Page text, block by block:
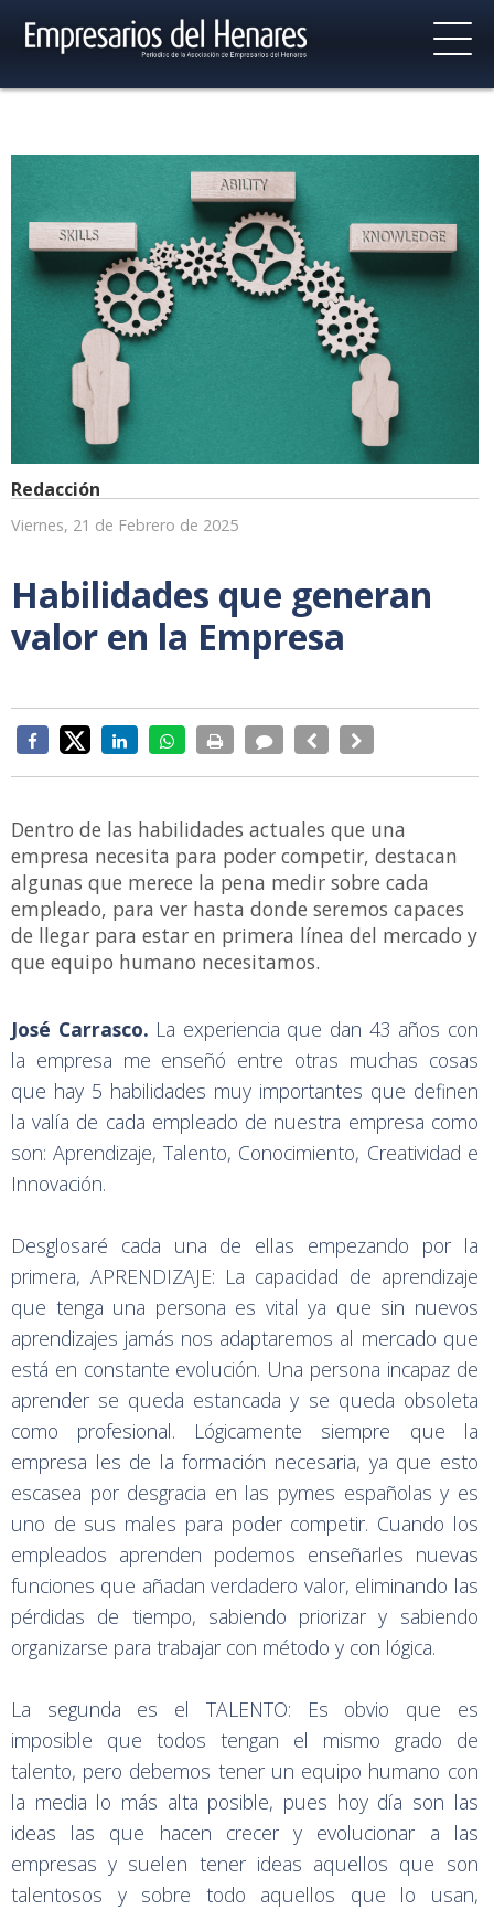
Redacción
Viernes, 21 de Febrero de 2025
Habilidades que generan
valor en la Empresa
Dentro de las habilidades actuales que una
empresa necesita para poder competir, destacan
algunas que merece la pena medir sobre cada
empleado, para ver hasta donde seremos capaces
de llegar para estar en primera línea del mercado y
que equipo humano necesitamos.
José Carrasco. La experiencia que dan 43 años con
la empresa me enseñó entre otras muchas cosas
que hay 5 habilidades muy importantes que definen
la valía de cada empleado de nuestra empresa como
son: Aprendizaje, Talento, Conocimiento, Creatividad e
Innovación.
Desglosaré cada una de ellas empezando por la
primera, APRENDIZAJE: La capacidad de aprendizaje
que tenga una persona es vital ya que sin nuevos
aprendizajes jamás nos adaptaremos al mercado que
está en constante evolución. Una persona incapaz de
aprender se queda estancada y se queda obsoleta
como profesional. Lógicamente siempre que la
empresa les de la formación necesaria, ya que esto
escasea por desgracia en las pymes españolas y es
uno de sus males para poder competir. Cuando los
empleados aprenden podemos enseñarles nuevas
funciones que añadan verdadero valor, eliminando las
pérdidas de tiempo, sabiendo priorizar y sabiendo
organizarse para trabajar con método y con lógica.
La segunda es el TALENTO: Es obvio que es
imposible que todos tengan el mismo grado de
talento, pero debemos tener un equipo humano con
la media lo más alta posible, pues hoy día son las
ideas las que hacen crecer y evolucionar a las
empresas y suelen tener ideas aquellos que son
talentosos y sobre todo aquellos que lo usan,